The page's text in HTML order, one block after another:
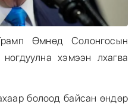
Өмнөд Солонгосын
хэмээн лхагва
болоод байсан өндөр